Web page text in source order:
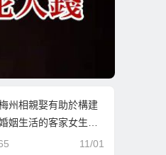
州相親娶有助於構建
姻生活的客家女生為
11/01